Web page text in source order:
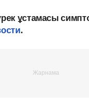
ұстамасы
.